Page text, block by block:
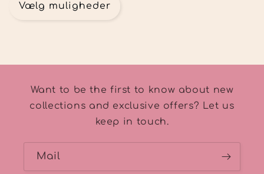
Vælg muligheder
Want to be the first to know about new
collections and exclusive offers? Let us
keep in touch.
Mail